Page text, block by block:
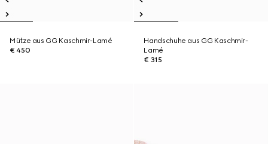
Mütze aus GG Kaschmir-Lamé
€ 450
Handschuhe aus GG Kaschmir-
Lamé
€ 315